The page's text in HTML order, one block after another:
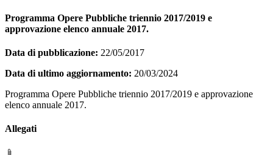
Programma Opere Pubbliche triennio 2017/2019 e
approvazione elenco annuale 2017.
Data di pubblicazione: 22/05/2017
Data di ultimo aggiornamento: 20/03/2024
Programma Opere Pubbliche triennio 2017/2019 e approvazione
elenco annuale 2017.
Allegati